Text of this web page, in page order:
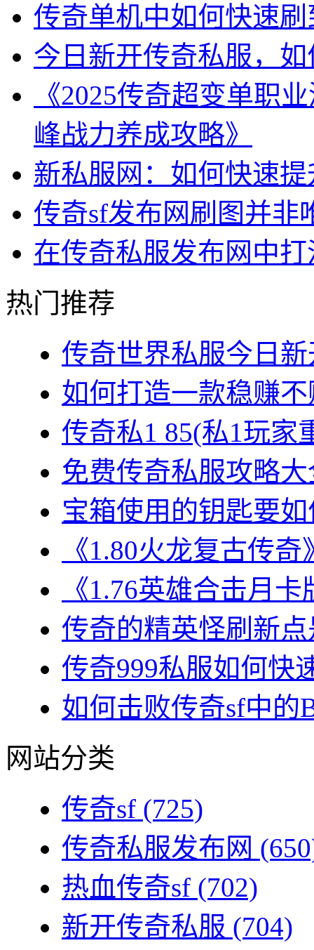
传奇单机中如何快速
今日新开传奇私服，
《2025传奇超变单职
峰战力养成攻略》
新私服网：如何快速
传奇sf发布网刷图并非
在传奇私服发布网中
热门推荐
传奇世界私服今日
如何打造一款稳赚
传奇私1 85(私1玩家
免费传奇私服攻略
宝箱使用的钥匙要
《1.80火龙复古传
《1.76英雄合击月
传奇的精英怪刷新
传奇999私服如何快
如何击败传奇sf中的
网站分类
传奇sf (725)
传奇私服发布网
热血传奇sf (702)
新开传奇私服 (704)